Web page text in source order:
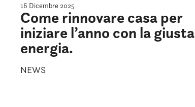
16 Dicembre 2025
Come rinnovare casa per
iniziare l’anno con la giusta
energia.
NEWS